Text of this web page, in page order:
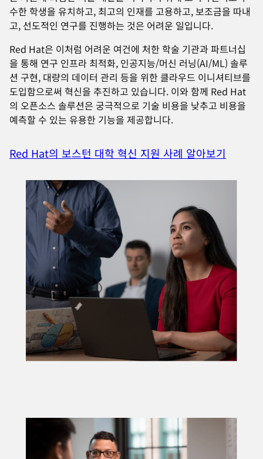
수한 학생을 유치하고, 최고의 인재를 고용하고, 보조금을 따내
고, 선도적인 연구를 진행하는 것은 어려운 일입니다.
Red Hat은 이처럼 어려운 여건에 처한 학술 기관과 파트너십
을 통해 연구 인프라 최적화, 인공지능/머신 러닝(AI/ML) 솔루
션 구현, 대량의 데이터 관리 등을 위한 클라우드 이니셔티브를
도입함으로써 혁신을 추진하고 있습니다. 이와 함께 Red Hat
의 오픈소스 솔루션은 궁극적으로 기술 비용을 낮추고 비용을
예측할 수 있는 유용한 기능을 제공합니다.
Red Hat의 보스턴 대학 혁신 지원 사례 알아보기